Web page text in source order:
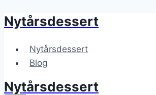
Fortsæt
indhold
Nytårsdessert
Nytårsdessert
Blog
Nytårsdessert